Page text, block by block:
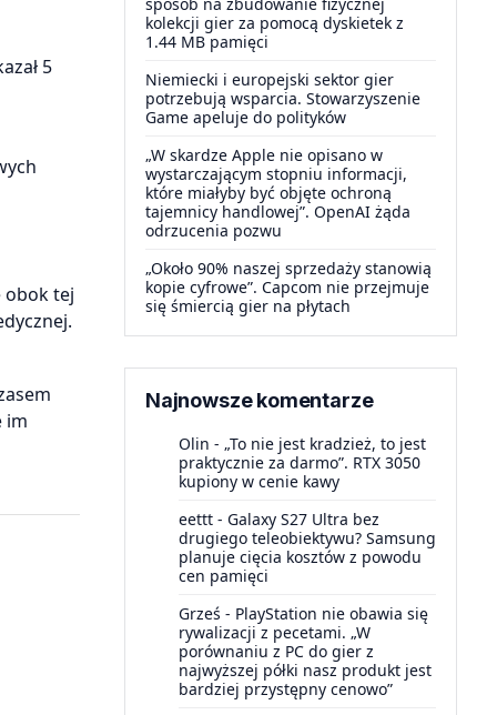
5
obok tej
im
kolekcji gier za pomocą dyskietek z
1.44 MB pamięci
Niemiecki i europejski sektor gier
potrzebują wsparcia. Stowarzyszenie
Game apeluje do polityków
„W skardze Apple nie opisano w
wystarczającym stopniu informacji,
które miałyby być objęte ochroną
tajemnicy handlowej”. OpenAI żąda
odrzucenia pozwu
„Około 90% naszej sprzedaży stanowią
kopie cyfrowe”. Capcom nie przejmuje
się śmiercią gier na płytach
Najnowsze komentarze
Olin - „To nie jest kradzież, to jest
praktycznie za darmo”. RTX 3050
kupiony w cenie kawy
eettt - Galaxy S27 Ultra bez
drugiego teleobiektywu? Samsung
planuje cięcia kosztów z powodu
cen pamięci
Grześ - PlayStation nie obawia się
rywalizacji z pecetami. „W
porównaniu z PC do gier z
najwyższej półki nasz produkt jest
bardziej przystępny cenowo”